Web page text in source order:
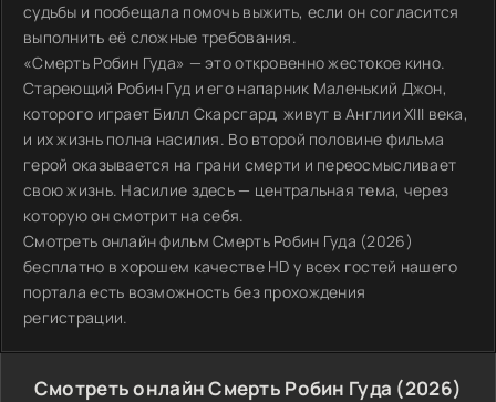
судьбы и пообещала помочь выжить, если он согласится
выполнить её сложные требования.
«Смерть Робин Гуда» — это откровенно жестокое кино.
Стареющий Робин Гуд и его напарник Маленький Джон,
которого играет Билл Скарсгард, живут в Англии XIII века,
и их жизнь полна насилия. Во второй половине фильма
герой оказывается на грани смерти и переосмысливает
свою жизнь. Насилие здесь — центральная тема, через
которую он смотрит на себя.
Смотреть онлайн фильм Смерть Робин Гуда (2026)
бесплатно в хорошем качестве HD у всех гостей нашего
портала есть возможность без прохождения
регистрации.
Смотреть онлайн Смерть Робин Гуда (2026)